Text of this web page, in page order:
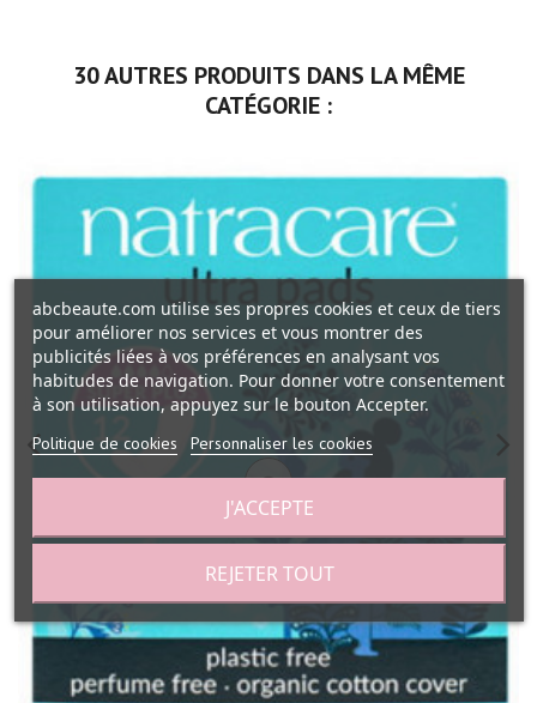
30 AUTRES PRODUITS DANS LA MÊME
CATÉGORIE :
abcbeaute.com utilise ses propres cookies et ceux de tiers
pour améliorer nos services et vous montrer des
publicités liées à vos préférences en analysant vos
habitudes de navigation. Pour donner votre consentement
à son utilisation, appuyez sur le bouton Accepter.
Politique de cookies Personnaliser les cookies
REJETER TOUT
J'ACCEPTE